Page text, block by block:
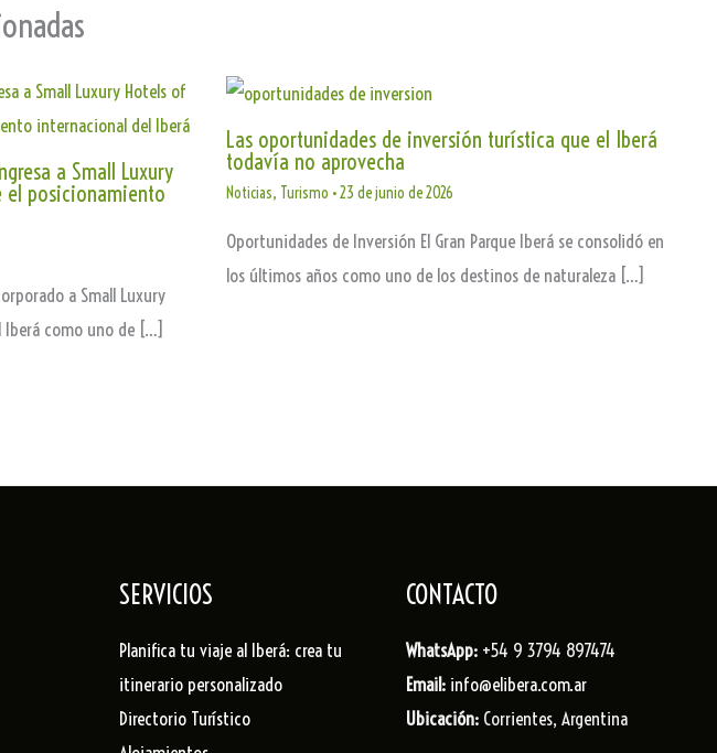
a Small Luxury
el posicionamiento
a Small Luxury
Iberá como uno de […]
Las oportunidades de inversión turística que el Iberá
todavía no aprovecha
Noticias, Turismo •23 de junio de 2026
Oportunidades de Inversión El Gran Parque Iberá se consolidó en
los últimos años como uno de los destinos de naturaleza […]
SERVICIOS
Planifica tu viaje al Iberá: crea tu
itinerario personalizado
Directorio Turístico
CONTACTO
WhatsApp: +54 9 3794 897474
Email: info@elibera.com.ar
Ubicación: Corrientes, Argentina